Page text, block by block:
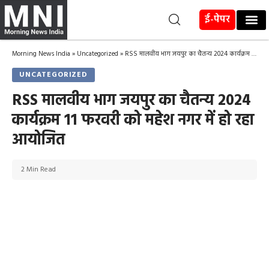
ई-पेपर
Morning News India » Uncategorized » RSS मालवीय भाग जयपुर का चैतन्य 2024 कार्यक्रम 11 फरवरी को महेश नगर में हो रहा आयोजित
UNCATEGORIZED
RSS मालवीय भाग जयपुर का चैतन्य 2024
कार्यक्रम 11 फरवरी को महेश नगर में हो रहा
आयोजित
2 Min Read